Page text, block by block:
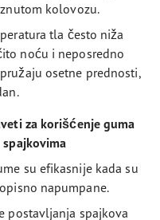
kolovozu.
tla često niža
noću i neposredno
osetne prednosti,
za korišćenje guma
spajkovima
su efikasnije kada su
napumpane.
postavljanja spajkova